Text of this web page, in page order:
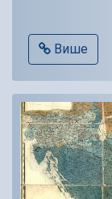
Више